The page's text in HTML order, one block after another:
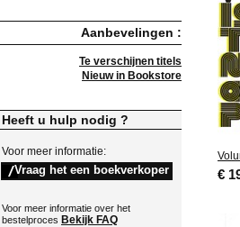
Aanbevelingen :
Te verschijnen titels
Nieuw in Bookstore
Heeft u hulp nodig ?
Voor meer informatie:
Voor meer informatie over het
bestelproces Bekijk FAQ
€